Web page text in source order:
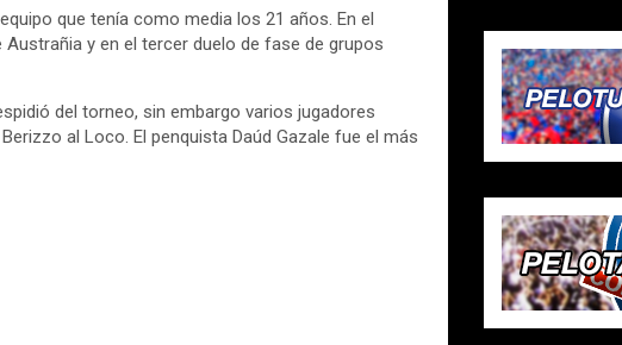
que tenía como media los 21 años. En el
y en el tercer duelo de fase de grupos
del torneo, sin embargo varios jugadores
al Loco. El penquista Daúd Gazale fue el más